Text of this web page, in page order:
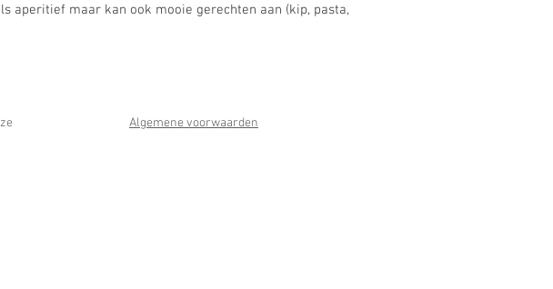
aperitief maar kan ook mooie gerechten aan (kip, pasta,
Algemene voorwaarden